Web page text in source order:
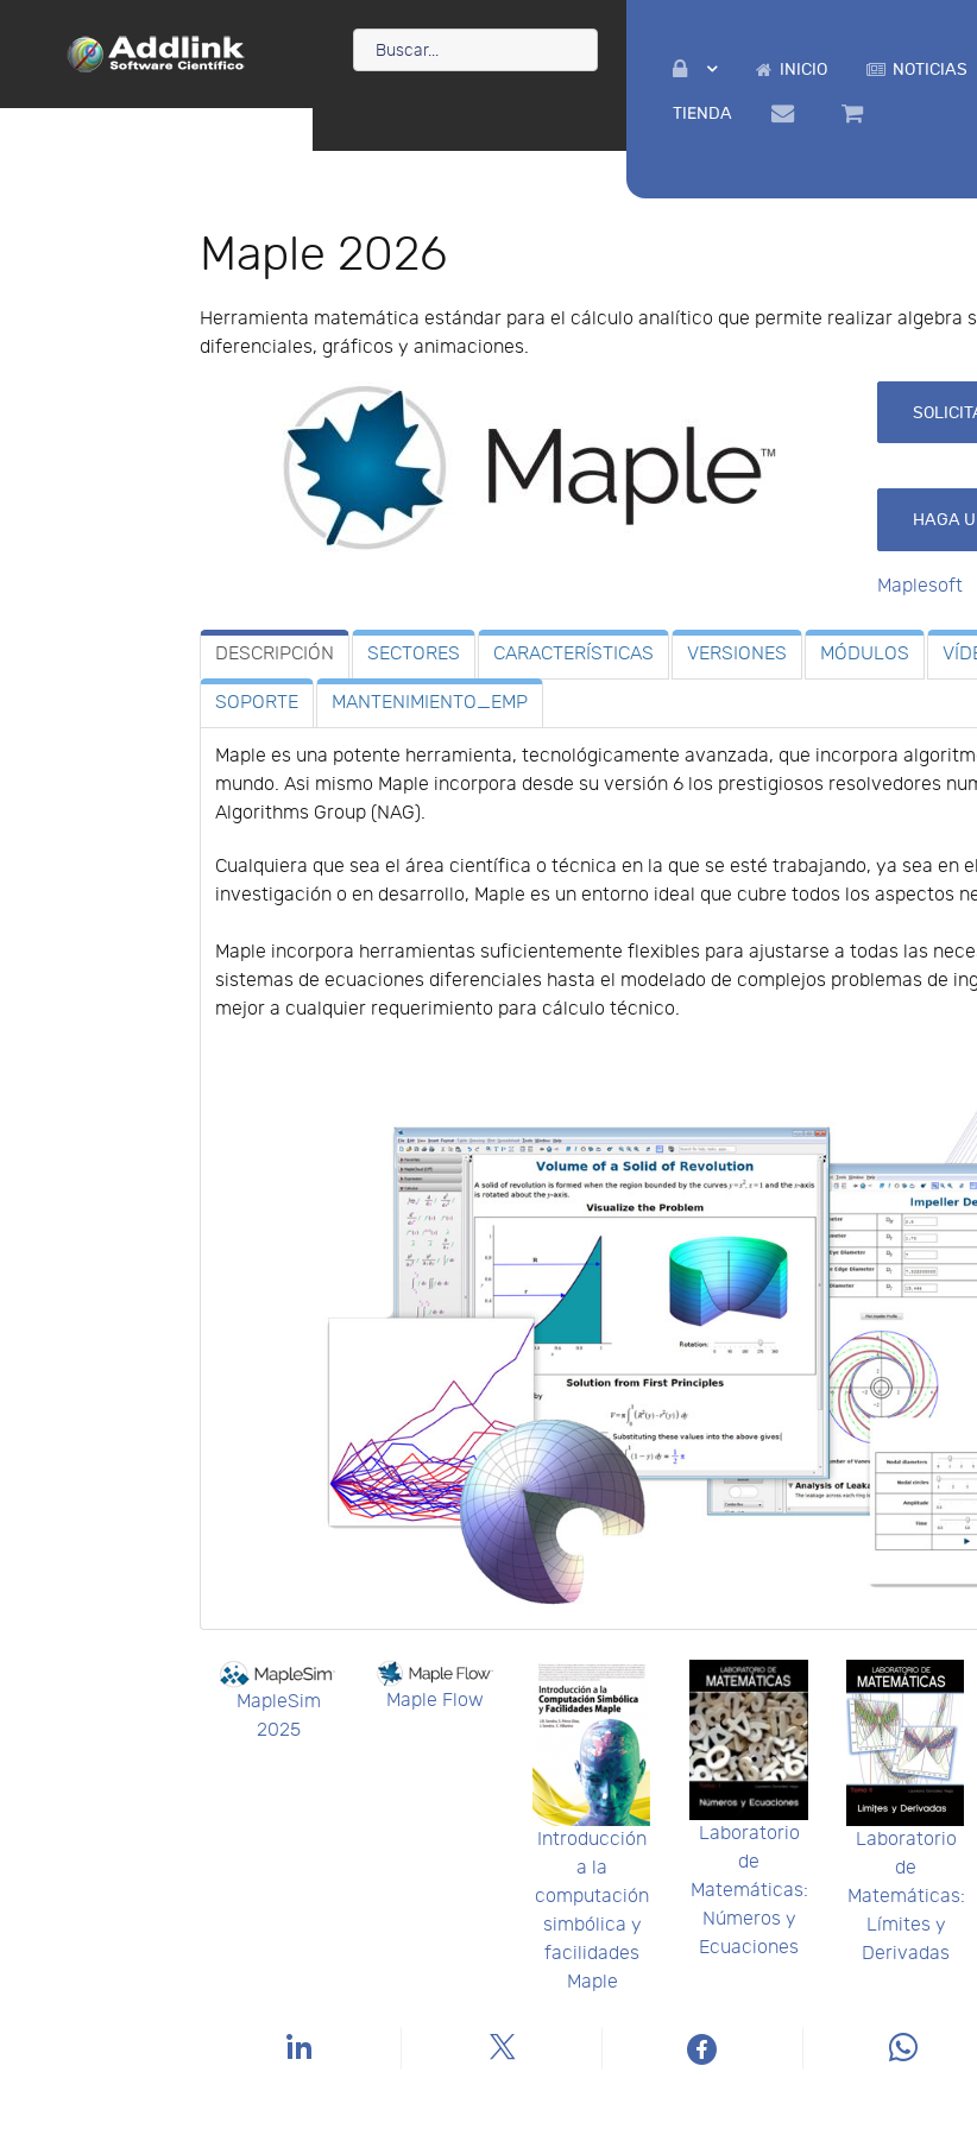
INICIO NOTICIAS
TIENDA
Maple 2026
Herramienta matemática estándar para el cálculo analítico que permite realizar algebra
diferenciales, gráficos y animaciones.
HAGA
Maplesoft
DESCRIPCIÓN SECTORES CARACTERÍSTICAS VERSIONES MÓDULOS
SOPORTE MANTENIMIENTO_EMP
Maple es una potente herramienta, tecnológicamente avanzada, que incorpora
mundo. Asi mismo Maple incorpora desde su versión 6 los prestigiosos resolvedores
Algorithms Group (NAG).
Cualquiera que sea el área científica o técnica en la que se esté trabajando, ya sea en
investigación o en desarrollo, Maple es un entorno ideal que cubre todos los aspectos
Maple incorpora herramientas suficientemente flexibles para ajustarse a todas las
sistemas de ecuaciones diferenciales hasta el modelado de complejos problemas de
mejor a cualquier requerimiento para cálculo técnico.
MapleSim
2025
Maple Flow
Introducción
a la
computación
simbólica y
facilidades
Maple
Laboratorio
de
Matemáticas:
Números y
Ecuaciones
Laboratorio
de
Matemáticas:
Límites y
Derivadas